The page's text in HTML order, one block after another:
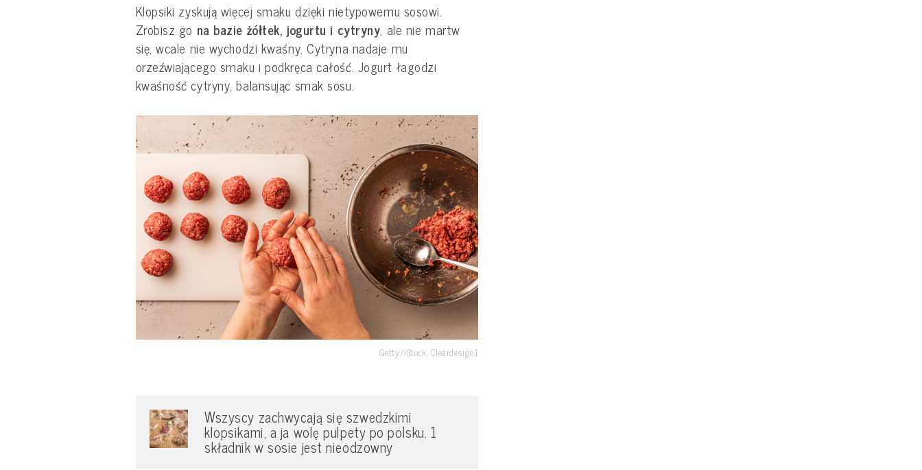
Klopsiki zyskują więcej smaku dzięki nietypowemu sosowi.
Zrobisz go na bazie żółtek, jogurtu i cytryny, ale nie martw
się, wcale nie wychodzi kwaśny. Cytryna nadaje mu
orzeźwiającego smaku i podkręca całość. Jogurt łagodzi
kwaśność cytryny, balansując smak sosu.
Getty/iStock, Cleardesign1
Wszyscy zachwycają się szwedzkimi
klopsikami, a ja wolę pulpety po polsku. 1
składnik w sosie jest nieodzowny